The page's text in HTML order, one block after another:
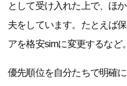
として受け入れた上で、ほ
夫をしています。たとえば
アを格安simに変更するなど。
優先順位を自分たちで明確